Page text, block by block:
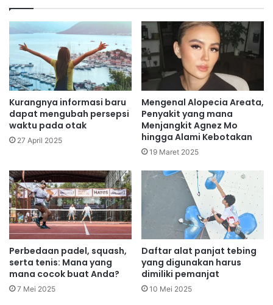
Kurangnya informasi baru
dapat mengubah persepsi
waktu pada otak
27 April 2025
Mengenal Alopecia Areata,
Penyakit yang mana
Menjangkit Agnez Mo
hingga Alami Kebotakan
19 Maret 2025
Perbedaan padel, squash,
serta tenis: Mana yang
mana cocok buat Anda?
7 Mei 2025
Daftar alat panjat tebing
yang digunakan harus
dimiliki pemanjat
10 Mei 2025